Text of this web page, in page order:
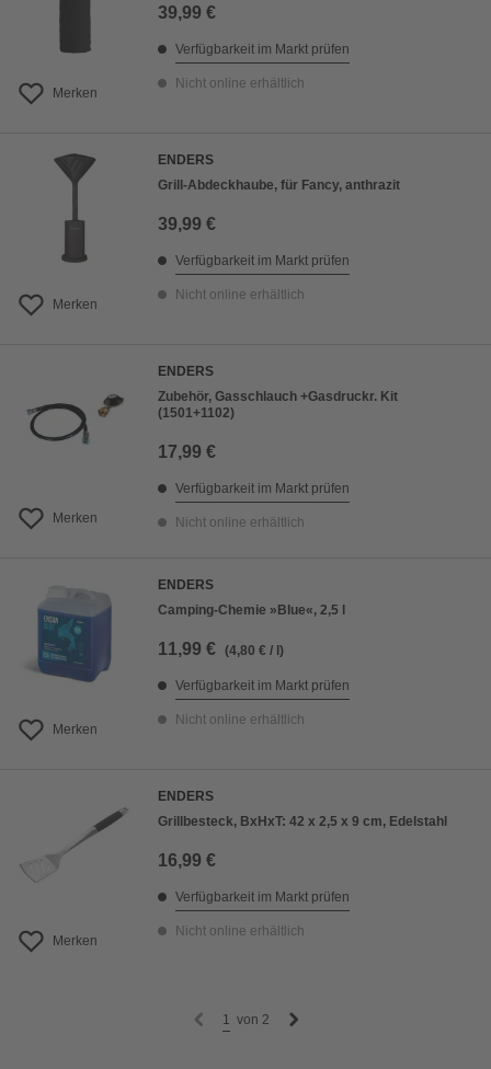
Merken
39,99 €
Verfügbarkeit im Markt prüfen
Nicht online erhältlich
Merken
ENDERS
Grill-Abdeckhaube, für Fancy, anthrazit
39,99 €
Verfügbarkeit im Markt prüfen
Nicht online erhältlich
Merken
ENDERS
Zubehör, Gasschlauch +Gasdruckr. Kit
(1501+1102)
17,99 €
Verfügbarkeit im Markt prüfen
Nicht online erhältlich
Merken
ENDERS
Camping-Chemie »Blue«, 2,5 l
11,99 € (4,80 € / l)
Verfügbarkeit im Markt prüfen
Nicht online erhältlich
Merken
ENDERS
Grillbesteck, BxHxT: 42 x 2,5 x 9 cm, Edelstahl
16,99 €
Verfügbarkeit im Markt prüfen
Nicht online erhältlich
1 von 2